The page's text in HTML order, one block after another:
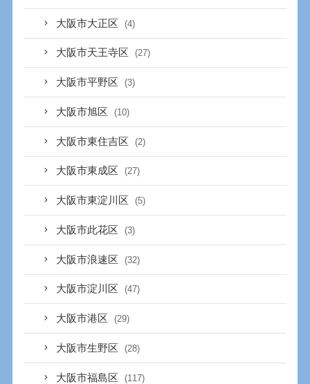
大阪市大正区 (4)
大阪市天王寺区 (27)
大阪市平野区 (3)
大阪市旭区 (10)
大阪市東住吉区 (2)
大阪市東成区 (27)
大阪市東淀川区 (5)
大阪市此花区 (3)
大阪市浪速区 (32)
大阪市淀川区 (47)
大阪市港区 (29)
大阪市生野区 (28)
大阪市福島区 (117)